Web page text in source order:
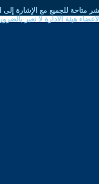
متاحة للجميع مع الإشارة إلى
هيئة الادارة لا تعبر